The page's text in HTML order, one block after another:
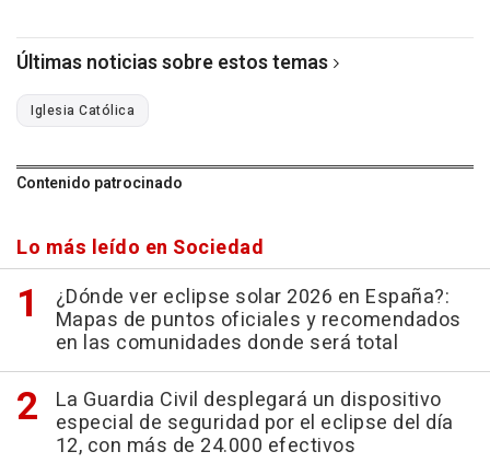
Últimas noticias sobre estos temas
Iglesia Católica
Contenido patrocinado
Lo más leído en Sociedad
¿Dónde ver eclipse solar 2026 en España?:
Mapas de puntos oficiales y recomendados
en las comunidades donde será total
La Guardia Civil desplegará un dispositivo
especial de seguridad por el eclipse del día
12, con más de 24.000 efectivos